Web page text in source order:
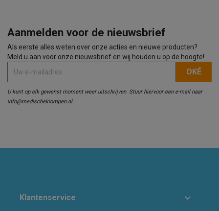
Aanmelden voor de nieuwsbrief
Als eerste alles weten over onze acties en nieuwe producten?
Meld u aan voor onze nieuwsbrief en wij houden u op de hoogte!
U kunt op elk gewenst moment weer uitschrijven. Stuur hiervoor een e-mail naar
info@medischeklompen.nl.
Klantenservice 